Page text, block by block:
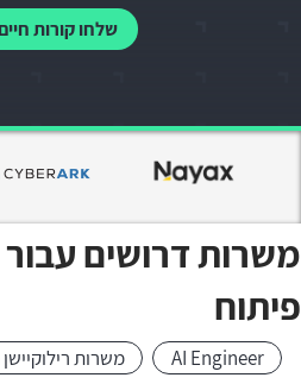
שלחו קורות
משרות דרושים
פיתוח
AI Engineer משרות